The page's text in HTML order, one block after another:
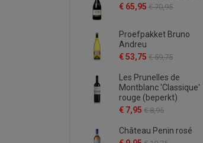
€ 65,95 € 70,95
Proefpakket Bruno
Andreu
€ 53,75 € 59,75
Les Prunelles de
Montblanc 'Classique'
rouge (beperkt)
€ 7,95 € 8,95
Château Penin rosé